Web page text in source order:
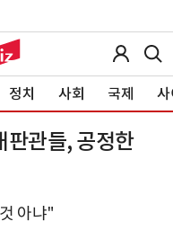
정치 사회 국제 사
관들, 공정한
아냐"